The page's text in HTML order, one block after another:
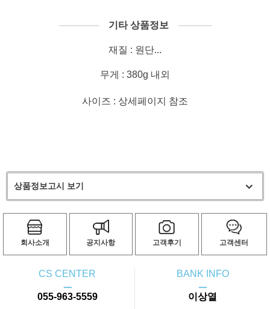
────── 기타 상품정보 ─────
재질 : 원단...
무게 : 380g 내외
사이즈 : 상세페이지 참조
상품정보고시 보기
회사소개 공지사항 고객후기 고객센터
CS CENTER
ㅡ
055-963-5559
BANK INFO
ㅡ
이상열